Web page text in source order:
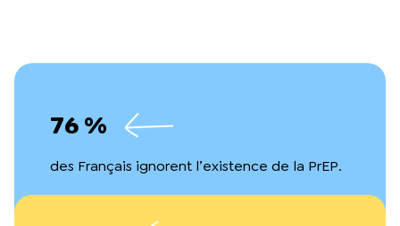
76 %
des Français ignorent l’existence de la PrEP.